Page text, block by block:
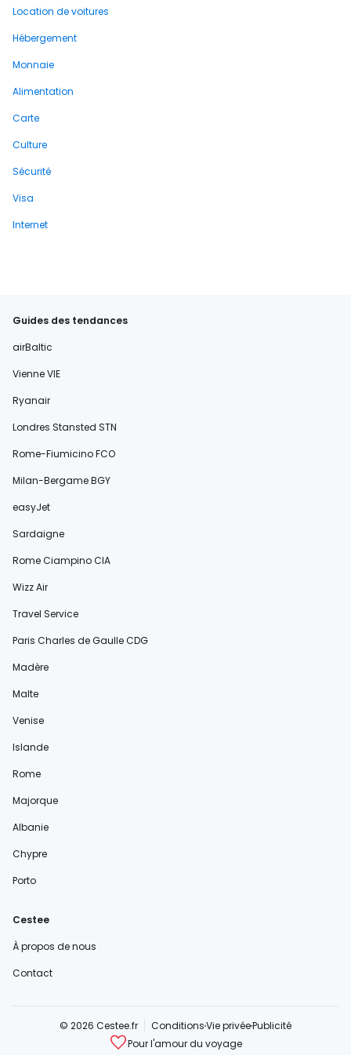
Location de voitures
Hébergement
Monnaie
Alimentation
Carte
Culture
Sécurité
Visa
Internet
Guides des tendances
airBaltic
Vienne VIE
Ryanair
Londres Stansted STN
Rome-Fiumicino FCO
Milan-Bergame BGY
easyJet
Sardaigne
Rome Ciampino CIA
Wizz Air
Travel Service
Paris Charles de Gaulle CDG
Madère
Malte
Venise
Islande
Rome
Majorque
Albanie
Chypre
Porto
Cestee
À propos de nous
Contact
© 2026 Cestee.fr ConditionsVie privéePublicité
Pour l'amour du voyage